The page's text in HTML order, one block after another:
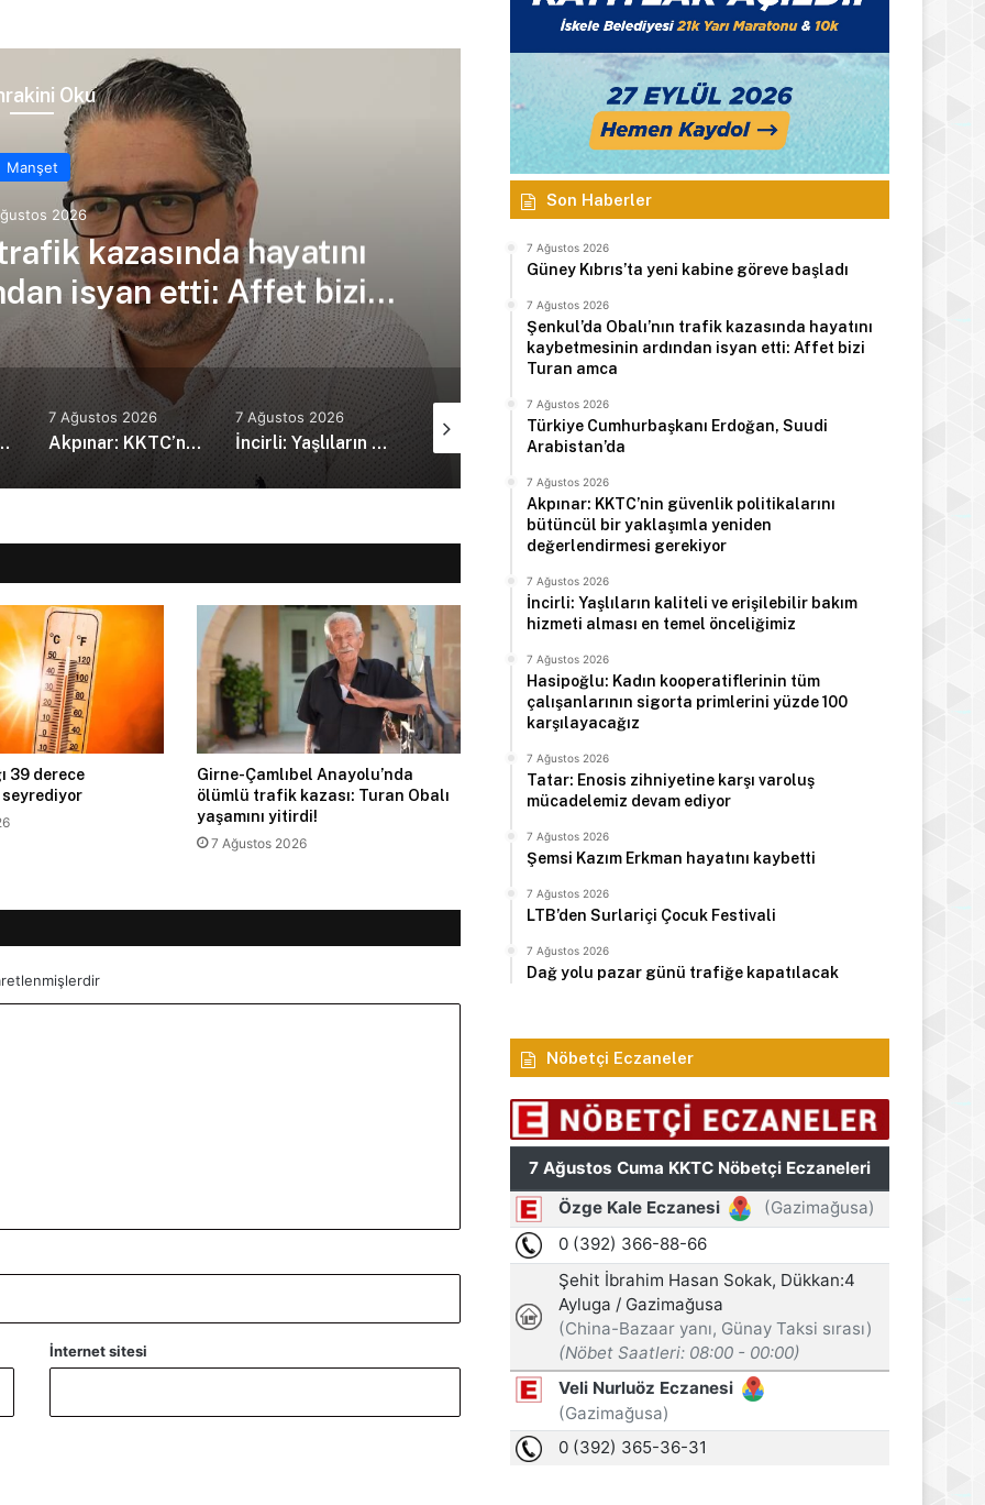
Oku
Manşet
2026
kazasında hayatını
isyan etti: Affet bizi
amca
Manşet
Türkiye Cumhurbaşkanı
Arabistan’da
Suudi Arabistan’da
7 Ağustos 2026
Akpınar: KKTC’nin güvenlik politikalarını bütüncül bir yaklaşımla yeniden değerlendirmesi gerekiyor
7 Ağustos 2026
İncirli: Yaşlıların kaliteli ve erişilebilir bakım hizmeti alması en temel önceliğimiz
7 Ağustos 2026
Hasipoğlu: Kadın kooperatiflerinin tüm çalışanlarının sigorta primlerini yüzde 100 karşılayacağız
7 Ağustos 2026 7 Ağustos 2026
39 derece
Girne-Çamlıbel Anayolu’nda
ölümlü trafik kazası: Turan Obalı
yaşamını yitirdi!
7 Ağustos 2026
İnternet sitesi
Son Haberler
7 Ağustos 2026
Güney Kıbrıs’ta yeni kabine göreve başladı
7 Ağustos 2026
Şenkul’da Obalı’nın trafik kazasında hayatını
kaybetmesinin ardından isyan etti: Affet bizi
Turan amca
7 Ağustos 2026
Türkiye Cumhurbaşkanı Erdoğan, Suudi
Arabistan’da
7 Ağustos 2026
Akpınar: KKTC’nin güvenlik politikalarını
bütüncül bir yaklaşımla yeniden
değerlendirmesi gerekiyor
7 Ağustos 2026
İncirli: Yaşlıların kaliteli ve erişilebilir bakım
hizmeti alması en temel önceliğimiz
7 Ağustos 2026
Hasipoğlu: Kadın kooperatiflerinin tüm
çalışanlarının sigorta primlerini yüzde 100
karşılayacağız
7 Ağustos 2026
Tatar: Enosis zihniyetine karşı varoluş
mücadelemiz devam ediyor
7 Ağustos 2026
Şemsi Kazım Erkman hayatını kaybetti
7 Ağustos 2026
LTB’den Surlariçi Çocuk Festivali
7 Ağustos 2026
Dağ yolu pazar günü trafiğe kapatılacak
Nöbetçi Eczaneler